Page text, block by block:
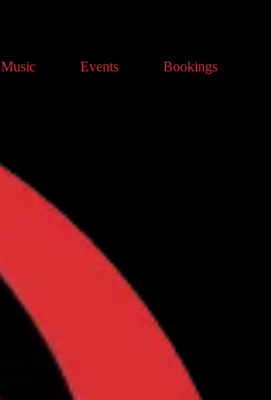
Music Events Bookings